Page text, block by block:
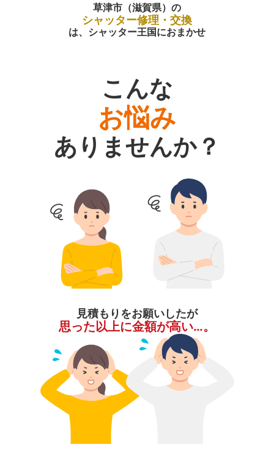
草津市（滋賀県）の
シャッター修理・交換
は、シャッター王国におまかせ
こんな
お悩み
ありませんか？
見積もりをお願いしたが
思った以上に金額が高い…。